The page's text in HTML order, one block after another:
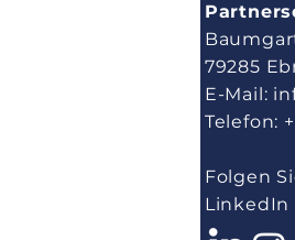
79285
E-Mail:
Telefon:
Folgen
LinkedIn